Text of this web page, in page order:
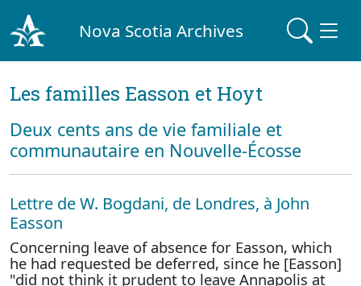
Nova Scotia Archives
Les familles Easson et Hoyt
Deux cents ans de vie familiale et
communautaire en Nouvelle-Écosse
Lettre de W. Bogdani, de Londres, à John
Easson
Concerning leave of absence for Easson, which
he had requested be deferred, since he [Easson]
"did not think it prudent to leave Annapolis at